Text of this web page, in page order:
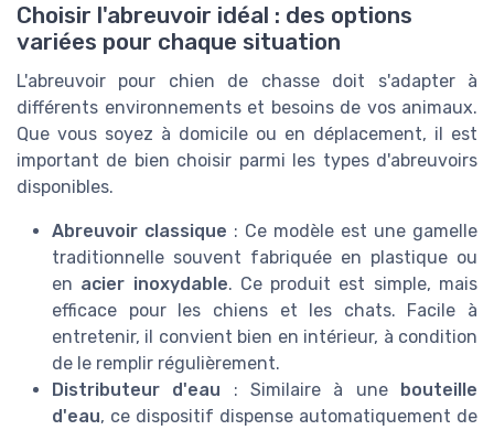
Choisir l'abreuvoir idéal : des options
variées pour chaque situation
L'abreuvoir pour chien de chasse doit s'adapter à
différents environnements et besoins de vos animaux.
Que vous soyez à domicile ou en déplacement, il est
important de bien choisir parmi les types d'abreuvoirs
disponibles.
Abreuvoir classique : Ce modèle est une gamelle
traditionnelle souvent fabriquée en plastique ou
en acier inoxydable. Ce produit est simple, mais
efficace pour les chiens et les chats. Facile à
entretenir, il convient bien en intérieur, à condition
de le remplir régulièrement.
Distributeur d'eau : Similaire à une bouteille
d'eau, ce dispositif dispense automatiquement de